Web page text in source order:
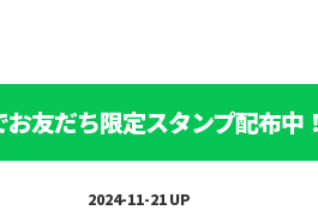
友だち限定スタンプ配布
2024-11-21